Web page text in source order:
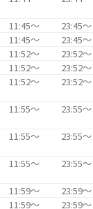
11:45〜
23:45〜
11:45〜
23:45〜
11:52〜
23:52〜
11:52〜
23:52〜
11:52〜
23:52〜
11:55〜
23:55〜
11:55〜
23:55〜
11:55〜
23:55〜
11:59〜
23:59〜
11:59〜
23:59〜